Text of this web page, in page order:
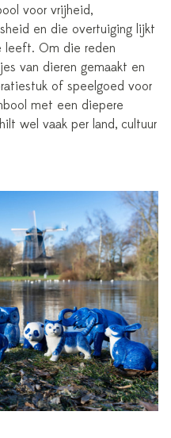
voor vrijheid,
en die overtuiging lijkt
leeft. Om die reden
van dieren gemaakt en
of speelgoed voor
met een diepere
wel vaak per land, cultuur